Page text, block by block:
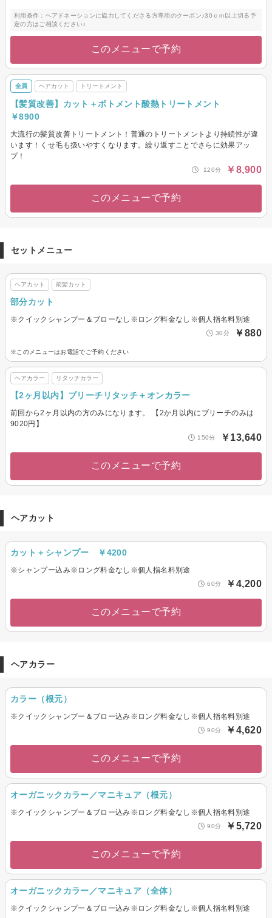
利用条件：ヘアドネーションに協力してくださる方専用のクーポン♪30ｃｍ以上切る予
定の方はご相談ください♪
このメニューで予約
全員 ヘアカット トリートメント
【髪質改善】カット＋ボトメント酸熱トリートメント
￥8900
大流行の髪質改善トリートメント！普通のトリートメントより持続性が違
います！くせ毛も扱いやすくなります。繰り返すことでさらに効果アッ
プ！
120分 ￥8,900
このメニューで予約
セットメニュー
ヘアカット 前髪カット
部分カット
※クイックシャンプー＆ブローなし※ロング料金なし※個人指名料別途
30分 ￥880
※このメニューはお電話でご予約ください
ヘアカラー リタッチカラー
【2ヶ月以内】ブリーチリタッチ＋オンカラー
前回から2ヶ月以内の方のみになります。 【2か月以内にブリーチのみは
9020円】
150分 ￥13,640
このメニューで予約
ヘアカット
カット＋シャンプー ￥4200
※シャンプー込み※ロング料金なし※個人指名料別途
60分 ￥4,200
このメニューで予約
ヘアカラー
カラー（根元）
※クイックシャンプー＆ブロー込み※ロング料金なし※個人指名料別途
90分 ￥4,620
このメニューで予約
オーガニックカラー／マニキュア（根元）
※クイックシャンプー＆ブロー込み※ロング料金なし※個人指名料別途
90分 ￥5,720
このメニューで予約
オーガニックカラー／マニキュア（全体）
※クイックシャンプー＆ブロー込み※ロング料金なし※個人指名料別途